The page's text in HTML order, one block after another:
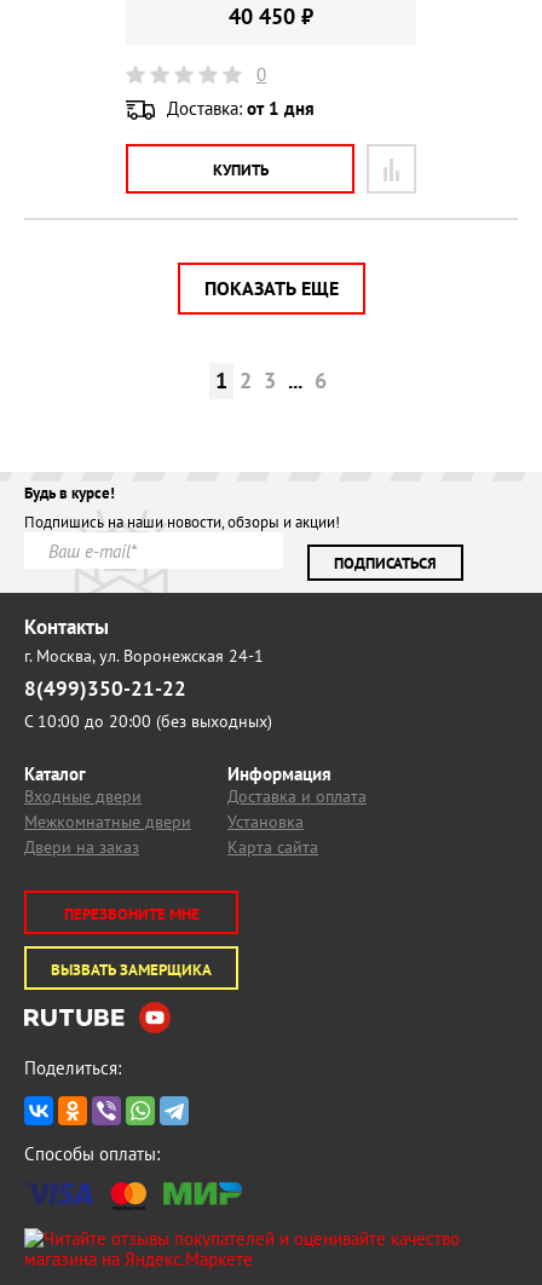
40 450 ₽
0
Доставка: от 1 дня
КУПИТЬ
ПОКАЗАТЬ ЕЩЕ
1 2 3 ... 6
Будь в курсе!
Подпишись на наши новости, обзоры и акции!
ПОДПИСАТЬСЯ
Контакты
г. Москва,ул. Воронежская 24-1
8(499)350-21-22
С 10:00 до 20:00 (без выходных)
Каталог
Входные двери
Межкомнатные двери
Двери на заказ
Информация
Доставка и оплата
Установка
Карта сайта
ПЕРЕЗВОНИТЕ МНЕ
ВЫЗВАТЬ ЗАМЕРЩИКА
Поделиться:
Способы оплаты: